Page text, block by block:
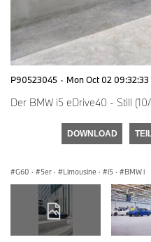
P90523045 · Mon Oct 02 09:32:33
Der BMW i5 eDrive40 - Still
DOWNLOAD
G60 · 5er · Limousine · i5 · BMW i